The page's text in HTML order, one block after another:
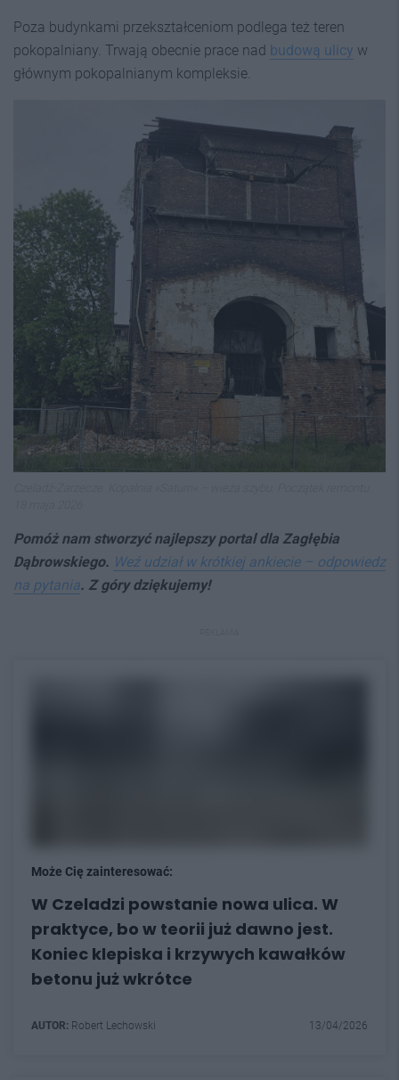
Poza budynkami przekształceniom podlega też teren
pokopalniany. Trwają obecnie prace nad budową ulicy w
głównym pokopalnianym kompleksie.
Pomóż nam stworzyć najlepszy portal dla Zagłębia
Dąbrowskiego. Weź udział w krótkiej ankiecie – odpowiedz
na pytania. Z góry dziękujemy!
Może Cię zainteresować:
W Czeladzi powstanie nowa ulica. W
praktyce, bo w teorii już dawno jest.
Koniec klepiska i krzywych kawałków
betonu już wkrótce
AUTOR: Robert Lechowski 13/04/2026